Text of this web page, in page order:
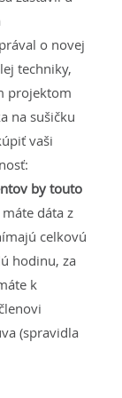
o novej
techniky,
projektom
na sušičku
vaši
by touto
dáta z
celkovú
hodinu, za
k
(spravidla